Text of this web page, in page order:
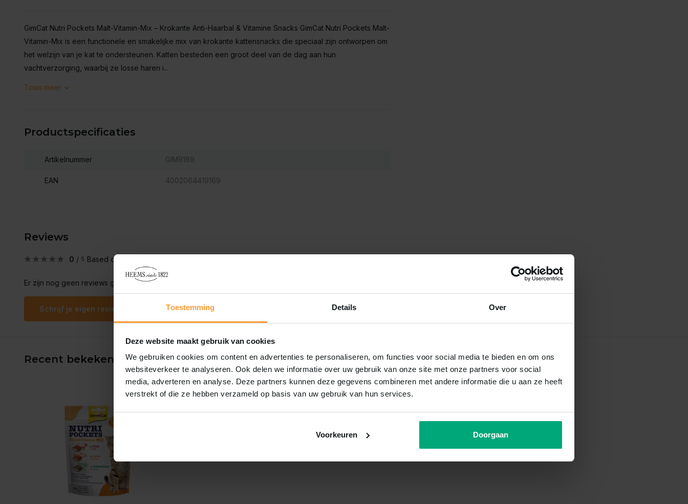
Toestemming Details Over
Deze website maakt gebruik van cookies
We gebruiken cookies om content en advertenties te personaliseren, om functies voor social media te bieden en om ons
websiteverkeer te analyseren. Ook delen we informatie over uw gebruik van onze site met onze partners voor social
media, adverteren en analyse. Deze partners kunnen deze gegevens combineren met andere informatie die u aan ze heeft
verstrekt of die ze hebben verzameld op basis van uw gebruik van hun services.
Voorkeuren Doorgaan
GimCat Nutri Pockets Malt-Vitamin-Mix – Krokante Anti-Haarbal & Vitamine Snacks GimCat Nutri Pockets Malt-
Vitamin-Mix is een functionele en smakelijke mix van krokante kattensnacks die speciaal zijn ontworpen om
het welzijn van je kat te ondersteunen. Katten besteden een groot deel van de dag aan hun
vachtverzorging, waarbij ze losse haren i...
Toon meer
Productspecificaties
Artikelnummer GIM9169
EAN 4002064419169
Reviews
0 / 5 Based on 0 reviews
Er zijn nog geen reviews geschreven over dit product..
Schrijf je eigen review
Recent bekeken